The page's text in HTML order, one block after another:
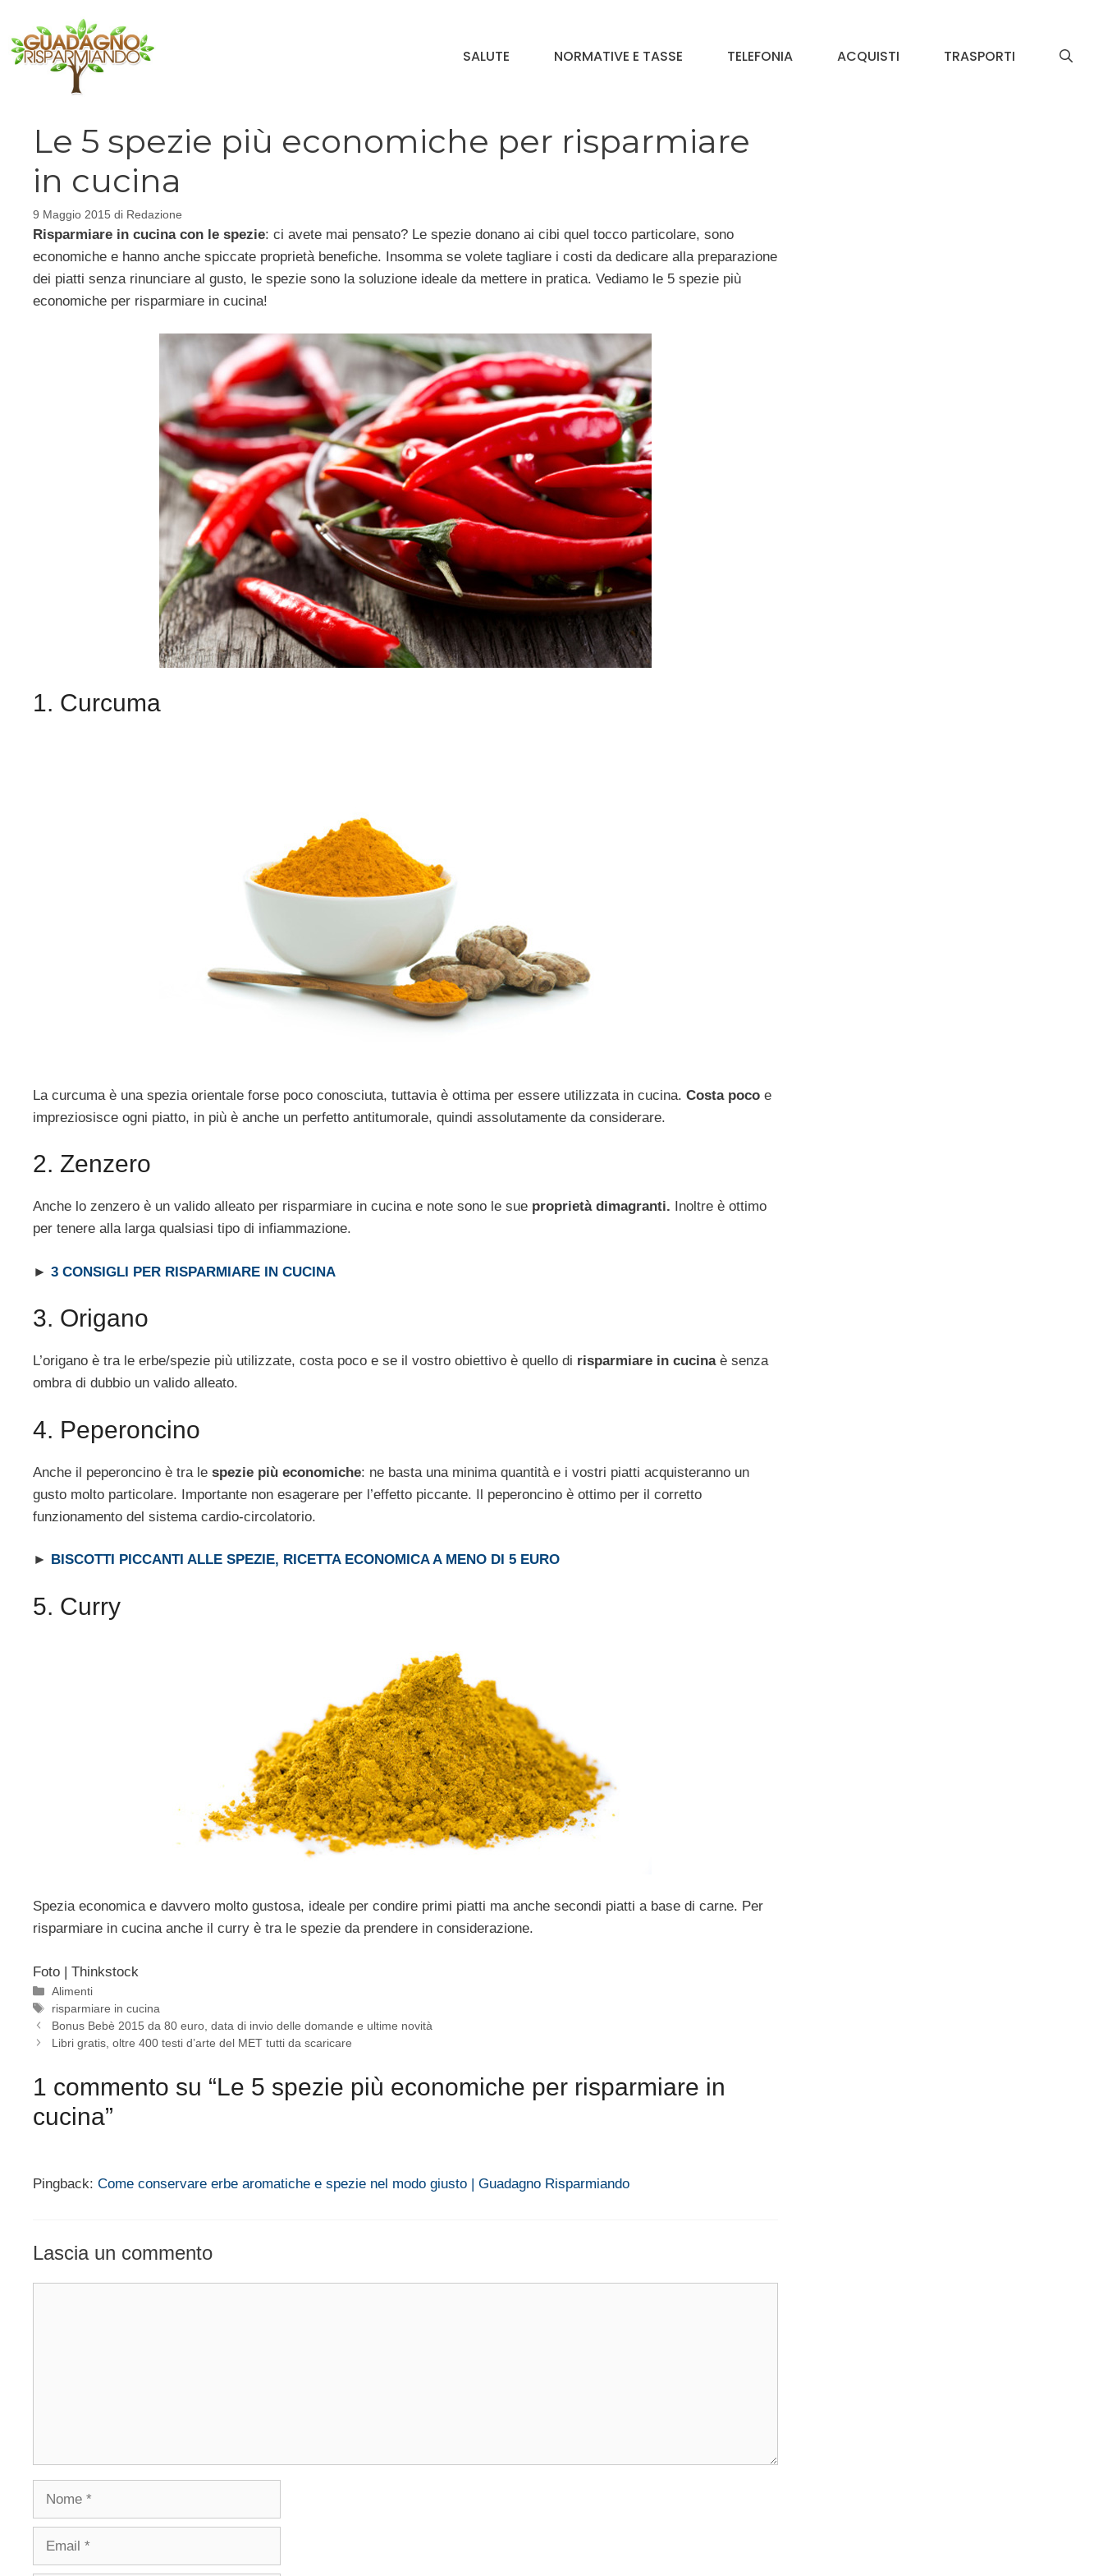
contenuto
SALUTE NORMATIVE E TASSE TELEFONIA ACQUISTI TRASPORTI
Le 5 spezie più economiche per risparmiare
in cucina
9 Maggio 2015 di Redazione
Risparmiare in cucina con le spezie: ci avete mai pensato? Le spezie donano ai cibi quel tocco particolare, sono
economiche e hanno anche spiccate proprietà benefiche. Insomma se volete tagliare i costi da dedicare alla preparazione
dei piatti senza rinunciare al gusto, le spezie sono la soluzione ideale da mettere in pratica. Vediamo le 5 spezie più
economiche per risparmiare in cucina!
1. Curcuma
La curcuma è una spezia orientale forse poco conosciuta, tuttavia è ottima per essere utilizzata in cucina. Costa poco e
impreziosisce ogni piatto, in più è anche un perfetto antitumorale, quindi assolutamente da considerare.
2. Zenzero
Anche lo zenzero è un valido alleato per risparmiare in cucina e note sono le sue proprietà dimagranti. Inoltre è ottimo
per tenere alla larga qualsiasi tipo di infiammazione.
► 3 CONSIGLI PER RISPARMIARE IN CUCINA
3. Origano
L’origano è tra le erbe/spezie più utilizzate, costa poco e se il vostro obiettivo è quello di risparmiare in cucinaè senza
ombra di dubbio un valido alleato.
4. Peperoncino
Anche il peperoncino è tra le spezie più economiche: ne basta una minima quantità e i vostri piatti acquisteranno un
gusto molto particolare. Importante non esagerare per l’effetto piccante. Il peperoncino è ottimo per il corretto
funzionamento del sistema cardio-circolatorio.
► BISCOTTI PICCANTI ALLE SPEZIE, RICETTA ECONOMICA A MENO DI 5 EURO
5. Curry
Spezia economica e davvero molto gustosa, ideale per condire primi piatti ma anche secondi piatti a base di carne. Per
risparmiare in cucina anche il curry è tra le spezie da prendere in considerazione.
Foto | Thinkstock
Categorie
Alimenti
Tag
risparmiare in cucina
Bonus Bebè 2015 da 80 euro, data di invio delle domande e ultime novità
Libri gratis, oltre 400 testi d’arte del MET tutti da scaricare
1 commento su “Le 5 spezie più economiche per risparmiare in
cucina”
Pingback: Come conservare erbe aromatiche e spezie nel modo giusto | Guadagno Risparmiando
Lascia un commento